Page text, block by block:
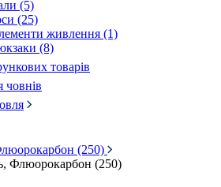
(5)
(25)
живлення (1)
(8)
товарів
човнів
(250)
Флюорокарбон (250)